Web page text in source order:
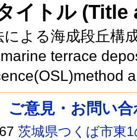
イトル
による海成段丘構
terrace
ご意見・お問い
茨城県つくば市東